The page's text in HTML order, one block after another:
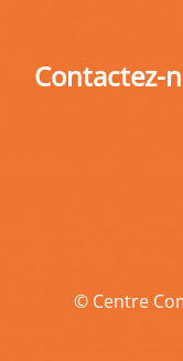
Contactez-
© Centre